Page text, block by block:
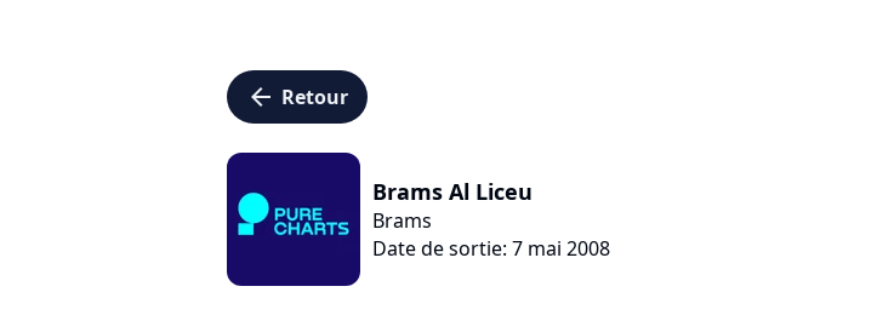
arrow_left Retour
Brams Al Liceu
Brams
Date de sortie: 7 mai 2008